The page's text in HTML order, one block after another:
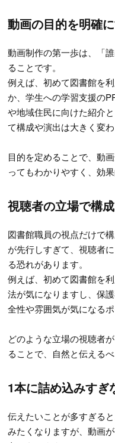
動画の目的を明確
動画制作の第一歩は、「
ることです。
例えば、初めて図書館を
か、学生への学習支援の
や地域住民に向けた紹介
て構成や演出は大きく変わ
目的を定めることで、動
ってもわかりやすく、効
視聴者の立場で構
図書館職員の視点だけで
が先行しすぎて、視聴者
る恐れがあります。
例えば、初めて図書館を
法が気になりますし、保
全性や雰囲気が気になるポ
どのような立場の視聴者
ることで、自然と伝える
1本に詰め込みすぎ
伝えたいことが多すぎる
みたくなりますが、動画